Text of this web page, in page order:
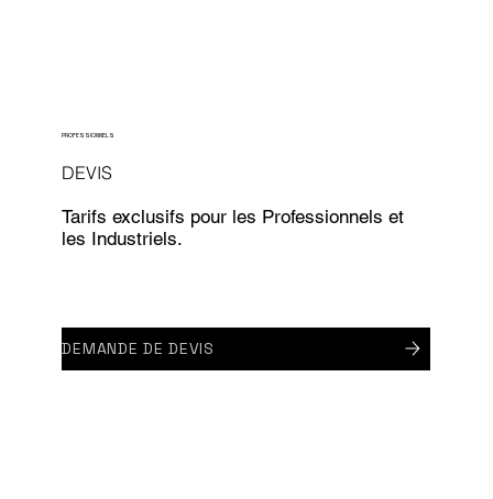
DEVIS
PROFESSIONNELS
Tarifs exclusifs pour les Professionnels et
les Industriels.
DEMANDE DE DEVIS